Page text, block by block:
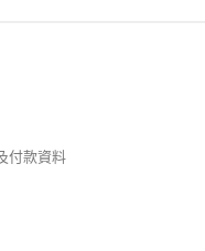
付款資料